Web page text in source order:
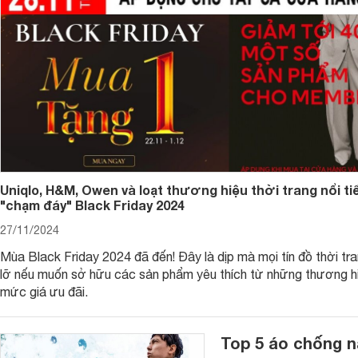
Đồng hồ cũng là một trong những phụ kiện được cánh mày
nghệ thường sẽ chọn đồng hồ thông minh; đối với cánh
sưu tập, ngoài ra các đồng hồ tự động, đồng hồ kỹ thuật số
Kính dành cho nam giới cũng có rất nhiều loại với các thiết
đầy thu hút.
Ví tiền là vật dụng không chỉ hữu ích trong đời sống mà
cánh đàn ông. Ngoài các ví nhỏ gọn thì nay có các ví dài,
Ngoài ra, những phụ kiện như thắt lưng, mũ, khuy măng
sở hữu. Mỗi loại sẽ có những công dụng khác nhau, giúp
Uniqlo, H&M, Owen và loạt thương hiệu thời trang nổi
"chạm đáy" Black Friday 2024
27/11/2024
Mùa Black Friday 2024 đã đến! Đây là dịp mà mọi tín đồ thời
lỡ nếu muốn sở hữu các sản phẩm yêu thích từ những thương
mức giá ưu đãi.
Top 5 áo chống